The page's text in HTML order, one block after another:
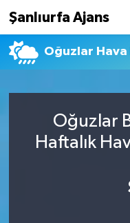
Şanlıurfa Ajans
Oğuzlar Hava
Oğuzlar
Haftalık
Nöbetçi
Namaz Vakitleri
Süper Lig Puan